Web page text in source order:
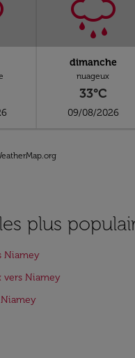
dimanche
nuageux
33°C
09/08/2026
plus
Niamey
vers Niamey
Niamey